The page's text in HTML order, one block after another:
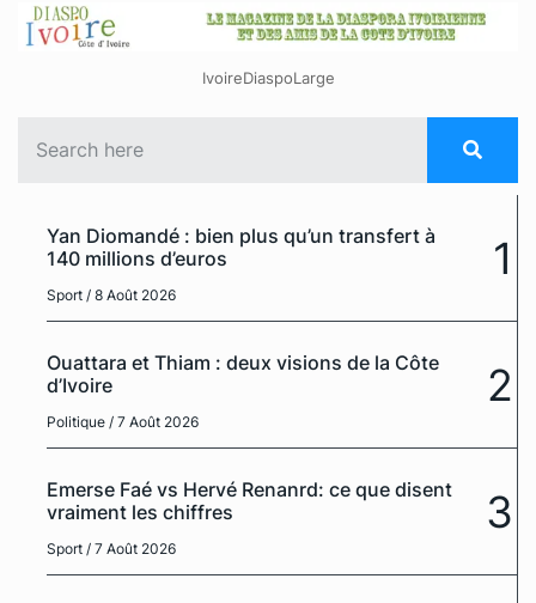
IvoireDiaspoLarge
Yan Diomandé : bien plus qu’un transfert à
140 millions d’euros
Sport / 8 Août 2026
1
Ouattara et Thiam : deux visions de la Côte
d’Ivoire
Politique / 7 Août 2026
2
Emerse Faé vs Hervé Renanrd: ce que disent
vraiment les chiffres
Sport / 7 Août 2026
3